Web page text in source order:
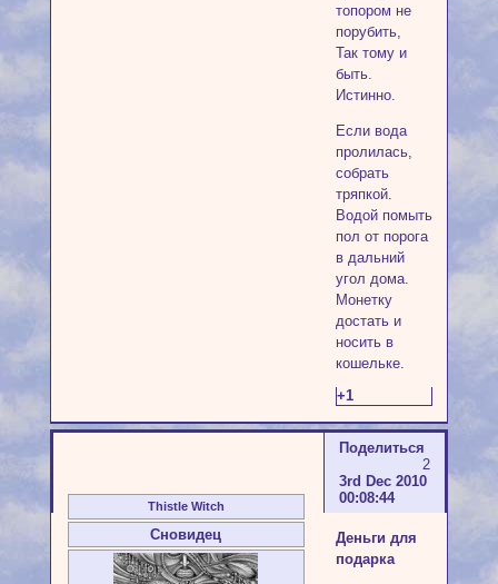
топором не
порубить,
Так тому и
быть.
Истинно.
Если вода
пролилась,
собрать
тряпкой.
Водой помыть
пол от порога
в дальний
угол дома.
Монетку
достать и
носить в
кошельке.
+1
Поделиться
2
3rd Dec 2010
00:08:44
Thistle Witch
Сновидец
Деньги для
подарка